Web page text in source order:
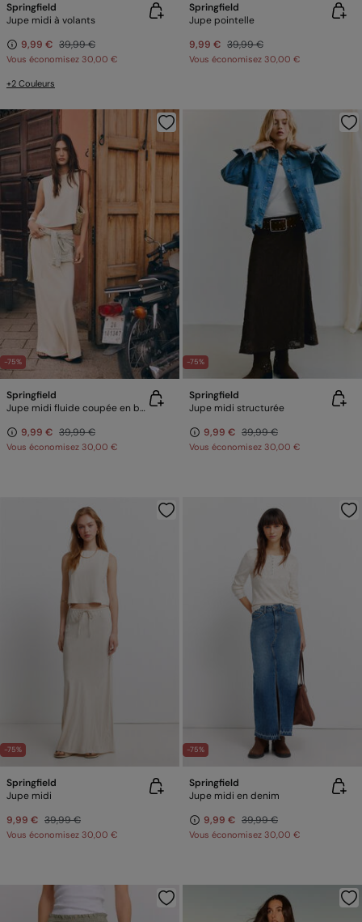
Springfield
Jupe midi à volants
9,99 € 39,99 €
Vous économisez 30,00 €
+2 Couleurs
Springfield
Jupe pointelle
9,99 € 39,99 €
Vous économisez 30,00 €
-75%
Springfield
Jupe midi fluide coupée en biais
9,99 € 39,99 €
Vous économisez 30,00 €
-75%
Springfield
Jupe midi structurée
9,99 € 39,99 €
Vous économisez 30,00 €
-75%
Springfield
Jupe midi
9,99 € 39,99 €
Vous économisez 30,00 €
-75%
Springfield
Jupe midi en denim
9,99 € 39,99 €
Vous économisez 30,00 €